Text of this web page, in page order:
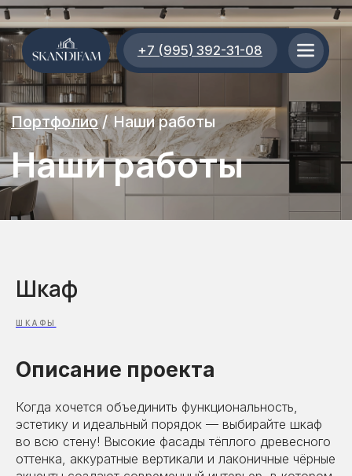
+7 (995) 392-31-08
Наши работы
Наши работы
/
Портфолио
Шкаф
ШКАФЫ
Описание проекта
Когда хочется объединить функциональность,
эстетику и идеальный порядок — выбирайте шкаф
во всю стену! Высокие фасады тёплого древесного
оттенка, аккуратные вертикали и лаконичные чёрные